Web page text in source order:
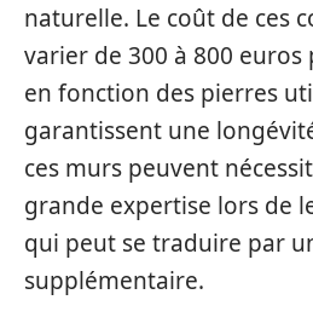
naturelle. Le coût de ces
varier de 300 à 800
en fonction des pierres
garantissent une
ces murs peuvent
grande expertise lors de
qui peut se traduire par
supplémentaire.